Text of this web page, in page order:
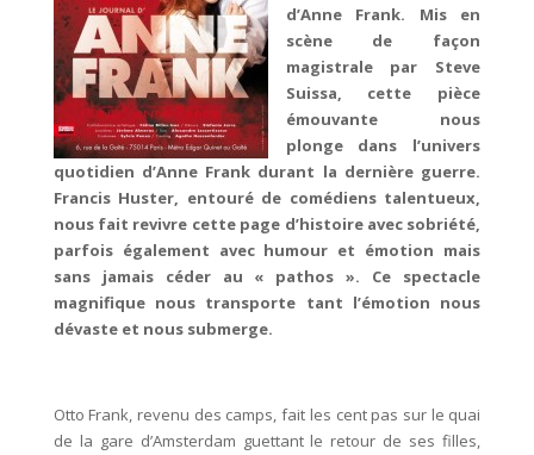
d’Anne Frank. Mis en
scène de façon
magistrale par Steve
Suissa, cette pièce
émouvante nous
plonge dans l’univers
quotidien d’Anne Frank durant la dernière guerre.
Francis Huster, entouré de comédiens talentueux,
nous fait revivre cette page d’histoire avec sobriété,
parfois également avec humour et émotion mais
sans jamais céder au « pathos ». Ce spectacle
magnifique nous transporte tant l’émotion nous
dévaste et nous submerge.
Otto Frank, revenu des camps, fait les cent pas sur le quai
de la gare d’Amsterdam guettant le retour de ses filles,